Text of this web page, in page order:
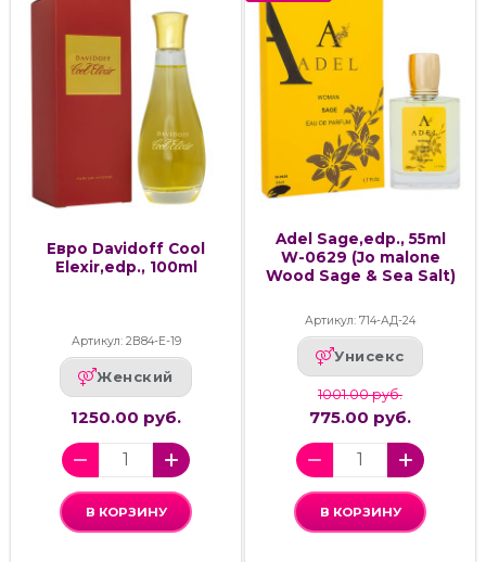
Евро Davidoff Cool
Elexir,edp., 100ml
Артикул: 2В84-Е-19
Женский
1250.00 руб.
В КОРЗИНУ
Adel Sage,edp., 55ml
W-0629 (Jo malone
Wood Sage & Sea Salt)
Артикул: 714-АД-24
Унисекс
1001.00 руб.
775.00 руб.
В КОРЗИНУ